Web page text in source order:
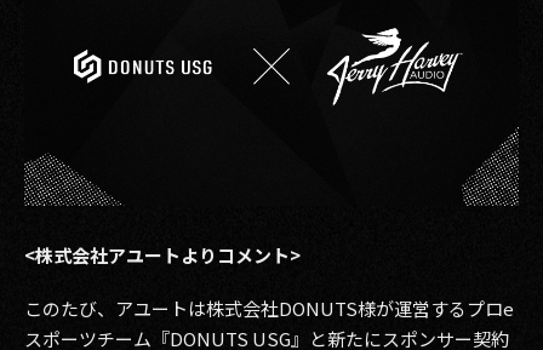
<株式会社アユートよりコメント>
このたび、アユートは株式会社DONUTS様が運営するプロe
スポーツチーム『DONUTS USG』と新たにスポンサー契約